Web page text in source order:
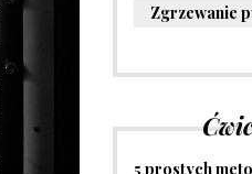
5 prostych